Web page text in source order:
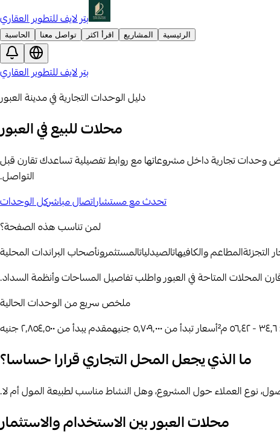
بتر لايف للتطوير العقاري
الرئيسية المشاريع اقرأ اكثر تواصل معنا الحاسبة
بتر لايف للتطوير العقاري
دليل الوحدات التجارية في مدينة العبور
محلات للبيع في العبور
وحدات تجارية داخل مشروعاتها مع روابط تفصيلية تساعدك تقارن قبل
التواصل.
تحدث مع مستشاراتصال مباشركل الوحدات
لمن تناسب هذه الصفحة؟
التجزئةالمطاعم والكافيهاتالصيدلياتالمستثمرونأصحاب البراندات المحلية
المحلات المتاحة في العبور واطلب تفاصيل المساحات وأنظمة السداد.
ملخص سريع من الوحدات الحالية
٣٤٫٦ - ٥٦٫٤٢ م² أسعار تبدأ من٥٬٧٠٩٬٠٠٠ جنيه مقدم يبدأ من٢٬٨٥٤٬٥٠٠ جنيه
ما الذي يجعل المحل التجاري قرارا حساسا؟
نوع العملاء حول المشروع، وهل النشاط مناسب لطبيعة المول أم لا.
محلات العبور بين الاستخدام والاستثمار